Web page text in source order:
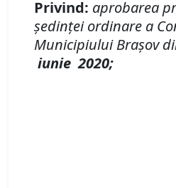
Privind: aprobarea
şedinţeiordinare a
Municipiului Brașov
iunie 2020;